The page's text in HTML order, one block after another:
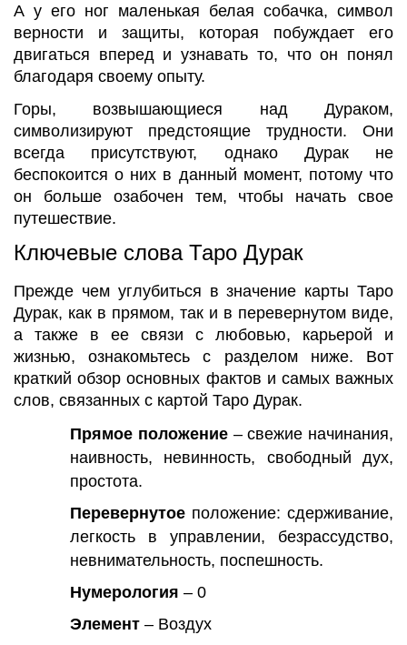
А у его ног маленькая белая собачка, символ
верности и защиты, которая побуждает его
двигаться вперед и узнавать то, что он понял
благодаря своему опыту.
Горы, возвышающиеся над Дураком,
символизируют предстоящие трудности. Они
всегда присутствуют, однако Дурак не
беспокоится о них в данный момент, потому что
он больше озабочен тем, чтобы начать свое
путешествие.
Ключевые слова Таро Дурак
Прежде чем углубиться в значение карты Таро
Дурак, как в прямом, так и в перевернутом виде,
а также в ее связи с любовью, карьерой и
жизнью, ознакомьтесь с разделом ниже. Вот
краткий обзор основных фактов и самых важных
слов, связанных с картой Таро Дурак.
Прямое положение– свежие начинания,
наивность, невинность, свободный дух,
простота.
Перевернутое положение: сдерживание,
легкость в управлении, безрассудство,
невнимательность, поспешность.
Нумерология – 0
Элемент – Воздух